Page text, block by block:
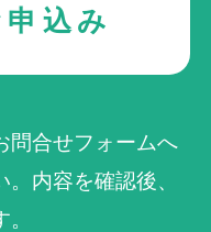
込み
問合せフォームへ
内容を確認後、